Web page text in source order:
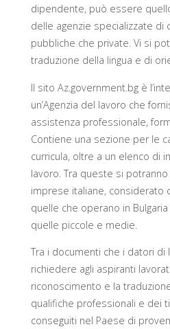
dipendente, può essere
delle agenzie specializzate di
pubbliche che private. Vi si
traduzione della lingua e di
Il sito Az.government.bg è
un’Agenzia del lavoro che
assistenza professionale,
Contiene una sezione per le
curricula, oltre a un elenco di
lavoro. Tra queste si
imprese italiane, considerato
quelle che operano in
quelle piccole e medie.
Tra i documenti che i datori di
richiedere agli aspiranti
riconoscimento e la
qualifiche professionali e dei
conseguiti nel Paese di